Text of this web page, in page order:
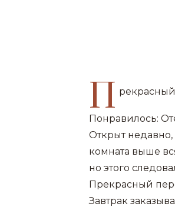
П
Понравилось:
Открыт
комната выше
но этого
Прекрасный
Завтрак